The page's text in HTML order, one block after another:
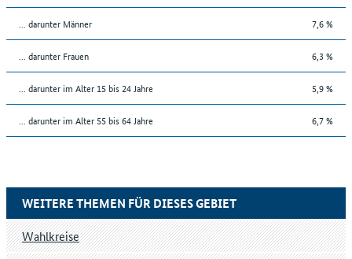
... darunter Männer 7,6 %
... darunter Frauen 6,3 %
... darunter im Alter 15 bis 24 Jahre 5,9 %
... darunter im Alter 55 bis 64 Jahre 6,7 %
WEITERE THEMEN FÜR DIESES GEBIET
Wahlkreise